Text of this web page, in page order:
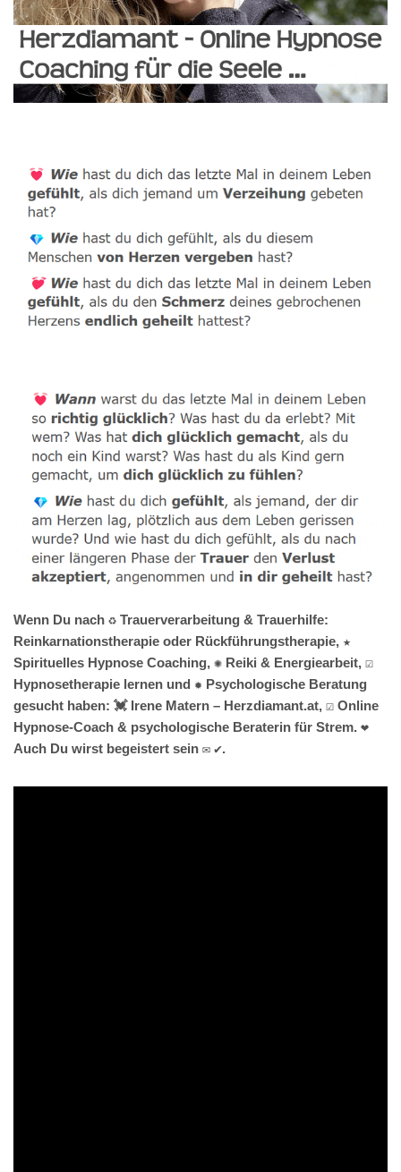
Wenn Du nach ♻ Trauerverarbeitung & Trauerhilfe:
Reinkarnationstherapie oder Rückführungstherapie, ★
Spirituelles Hypnose Coaching, ✺ Reiki & Energiearbeit, ☑️
Hypnosetherapie lernen und ✹ Psychologische Beratung
gesucht haben: 💓️ Irene Matern – Herzdiamant.at, ☑️ Online
Hypnose-Coach & psychologische Beraterin für Strem. ❤
Auch Du wirst begeistert sein ✉ ✔.